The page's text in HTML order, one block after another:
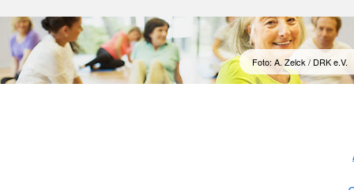
Foto: A. Zelck / DRK e.V.